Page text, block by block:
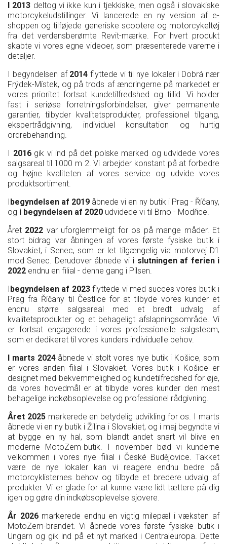
I 2013 deltog vi ikke kun i tjekkiske, men også i slovakiske
motorcykeludstillinger. Vi lancerede en ny version af e-
shoppen og tilføjede generiske scootere og motorcykeltøj
fra det verdensberømte Revit-mærke. For hvert produkt
skabte vi vores egne videoer, som præsenterede varerne i
detaljer.
I begyndelsen af 2014flyttede vi til nye lokaler i Dobrá nær
Frýdek-Místek, og på trods af ændringerne på markedet er
vores prioritet fortsat kundetilfredshed og tillid. Vi holder
fast i seriøse forretningsforbindelser, giver permanente
garantier, tilbyder kvalitetsprodukter, professionel tilgang,
ekspertrådgivning, individuel konsultation og hurtig
ordrebehandling.
I 2016 gik vi ind på det polske marked og udvidede vores
salgsareal til 1000 m 2. Vi arbejder konstant på at forbedre
og højne kvaliteten af vores service og udvide vores
produktsortiment.
Ibegyndelsen af 2019 åbnede vi en ny butik i Prag - Říčany,
og i begyndelsen af 2020 udvidede vi til Brno - Modřice.
Året 2022 var uforglemmeligt for os på mange måder. Et
stort bidrag var åbningen af vores første fysiske butik i
Slovakiet, i Senec, som er let tilgængelig via motorvej D1
mod Senec. Derudover åbnede vi i slutningen af ferien i
2022 endnu en filial - denne gang i Pilsen.
Ibegyndelsen af 2023flyttede vi med succes vores butik i
Prag fra Říčany til Čestlice for at tilbyde vores kunder et
endnu større salgsareal med et bredt udvalg af
kvalitetsprodukter og et behageligt afslapningsområde. Vi
er fortsat engagerede i vores professionelle salgsteam,
som er dedikeret til vores kunders individuelle behov.
I marts 2024åbnede vi stolt vores nye butik i Košice, som
er vores anden filial i Slovakiet. Vores butik i Košice er
designet med bekvemmelighed og kundetilfredshed for øje,
da vores hovedmål er at tilbyde vores kunder den mest
behagelige indkøbsoplevelse og professionel rådgivning.
Året 2025markerede en betydelig udvikling for os. I marts
åbnede vi en ny butik i Žilina i Slovakiet, og i maj begyndte vi
at bygge en ny hal, som blandt andet snart vil blive en
moderne MotoZem-butik. I november bød vi kunderne
velkommen i vores nye filial i České Budějovice. Takket
være de nye lokaler kan vi reagere endnu bedre på
motorcyklisternes behov og tilbyde et bredere udvalg af
produkter. Vi er glade for at kunne være lidt tættere på dig
igen og gøre din indkøbsoplevelse sjovere.
År 2026markerede endnu en vigtig milepæl i væksten af
MotoZem-brandet. Vi åbnede vores første fysiske butik i
Ungarn og gik ind på et nyt marked i Centraleuropa. Dette